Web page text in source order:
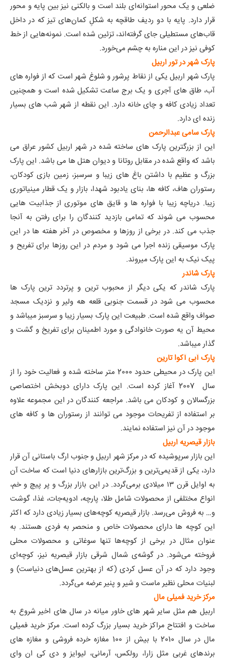
ضلعی و یک محور استوانه‌ای بلند است و بالکنی نیز بین پایه و محور
قرار دارد. پایه با دو ردیف طاقچه به شکلِ کمان‌های تیز که در داخل
قاب‌های مستطیلی جای گرفته‌اند،‌ تزئین شده است. نمونه‌هایی از خط
کوفی نیز در این مناره به چشم می‌خورد.
پارک شهردر تور اربیل
پارک شهر اربیل یکی از نقاط پرشور و شلوغ شهر است که از فواره های
آب، طاق های آجری و یک برج ساعت تشکیل شده است و همچنین
تعداد زیادی کافه و چای خانه دارد. این نقطه از شهر شب های بسیار
زنده ای دارد.
پارک سامی عبدالرحمن
این از بزرگترین پارک های ساخته شده در شهر اربیل کشور عراق می
باشد که واقع شده در مقابل روتانا و دیوان هتل ها می باشد. این پارک
بزرگ و عظیم با داشتن باغ های زیبا و سرسبز، زمین بازی کودکان،
رستوران هاف، کافه ها، بنای یادبود شهدا، بازار و یک قطار مینیاتوری
زیبا. دریاچه زیبا با فواره ها و قایق های موتوری از جذابیت هایی
محسوب می شوند که تمامی بازدید کنندگان را برای رفتن به آنجا
جذب می کند. در برخی از روزها و مخصوص در آخر هفته ها در این
پارک موسیقی زنده اجرا می شود و مردم در این روزها برای تفریح و
پیک نیک به این پارک میروند.
پارک شاندر
پارک شاندر که یکی دیگر از محبوب ترین و پرتردد ترین پارک ها
محسوب می شود در قسمت جنوبی قلعه هه ولیر و نزدیک مسجد
صواف واقع شده است. طبیعت این پارک بسیار زیبا و سرسبز میباشد و
محیط آن یه صورت خانوادگی و مورد اطمینان برای تفریخ و گشت و
گذار میباشد.
پارک آبی آکوا تارین
این پارک در محیطی حدود 2000 متر ساخته شده و فعالیت خود را از
سال 2007 آغاز کرده است. این پارک دارای دوبخش اختصاصی
بزرگسالان و کودکان می باشد. مراجعه کنندگان در این مجموعه علاوه
بر استفاده از تفریحات موجود می توانند از رستوران ها و کافه های
موجود در آن نیز استفاده نمایند.
بازار قیصریه اربیل
این بازار سرپوشیده که در مرکز شهر اربیل و جنوب ارگ باستانی آن قرار
دارد، یکی از قدیمی‌ترین و بزرگ‌ترین بازارهای دنیا است که ساخت آن
به اوایل قرن ۱۳ میلادی برمی‌گردد. در این بازار بزرگ و پر پیچ و خم،
انواع مختلفی از محصولات شامل طلا، پارچه، ادویه‌جات، غذا، گوشت
و… به فروش می‌رسد. بازار قیصریه کوچه‌های بسیار زیادی دارد که اکثر
این کوچه ها دارای محصولات خاص و منحصر به فردی هستند. به
عنوان مثال در برخی از کوچه‌ها تنها سوغاتی و محصولات محلی
فروخته می‌شود. در گوشه‌ی شمال شرقی بازار قیصریه نیز، کوچه‌ای
وجود دارد که در آن عسل کردی (که از بهترین عسل‌های دنیاست) و
لبنیات محلی نظیر ماست و شیر و پنیر عرضه می‌گردد.
مرکز خرید فمیلی مال
اربیل هم مثل سایر شهر های خاور میانه در سال های اخیر شروع به
ساخت و افتتاح مراکز خرید بسیار بزرگ کرده است. مرکز خرید فمیلی
مال در سال 2010 با بیش از 100 مغازه خرده فروشی و مغازه های
برندهای غربی مثل زارا، رولکس، آرمانی، لیوایز و دی کی ان وای